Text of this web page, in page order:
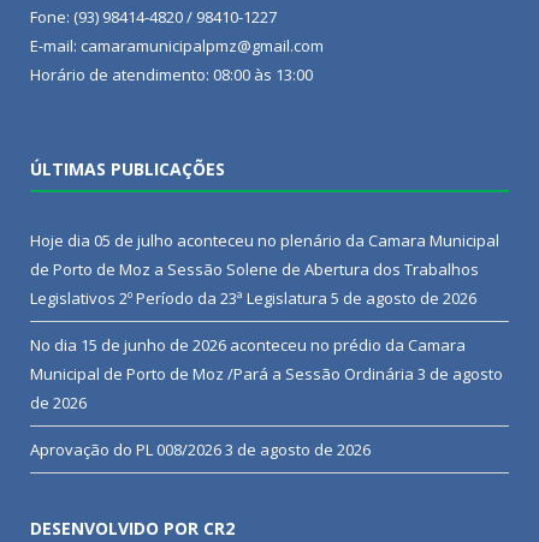
Fone: (93) 98414-4820 / 98410-1227
E-mail: camaramunicipalpmz@gmail.com
Horário de atendimento: 08:00 às 13:00
ÚLTIMAS PUBLICAÇÕES
Hoje dia 05 de julho aconteceu no plenário da Camara Municipal
de Porto de Moz a Sessão Solene de Abertura dos Trabalhos
Legislativos 2º Período da 23ª Legislatura 5 de agosto de 2026
No dia 15 de junho de 2026 aconteceu no prédio da Camara
Municipal de Porto de Moz /Pará a Sessão Ordinária 3 de agosto
de 2026
Aprovação do PL 008/20263 de agosto de 2026
DESENVOLVIDO POR CR2